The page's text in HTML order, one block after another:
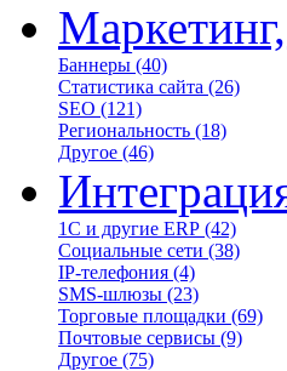
Баннеры (40)
Статистика сайта (26)
SEO (121)
Региональность (18)
Другое (46)
1С и другие ERP (42)
Социальные сети (38)
IP-телефония (4)
SMS-шлюзы (23)
Торговые площадки (69)
Почтовые сервисы (9)
Другое (75)